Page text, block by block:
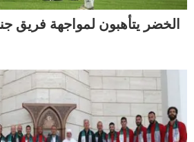
الخضر يتأهبون لمواجهة فريق